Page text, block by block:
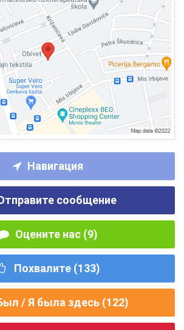
Навигация
сообщение
Оцените нас (9)
Похвалите (133)
/ Я была здесь (122)